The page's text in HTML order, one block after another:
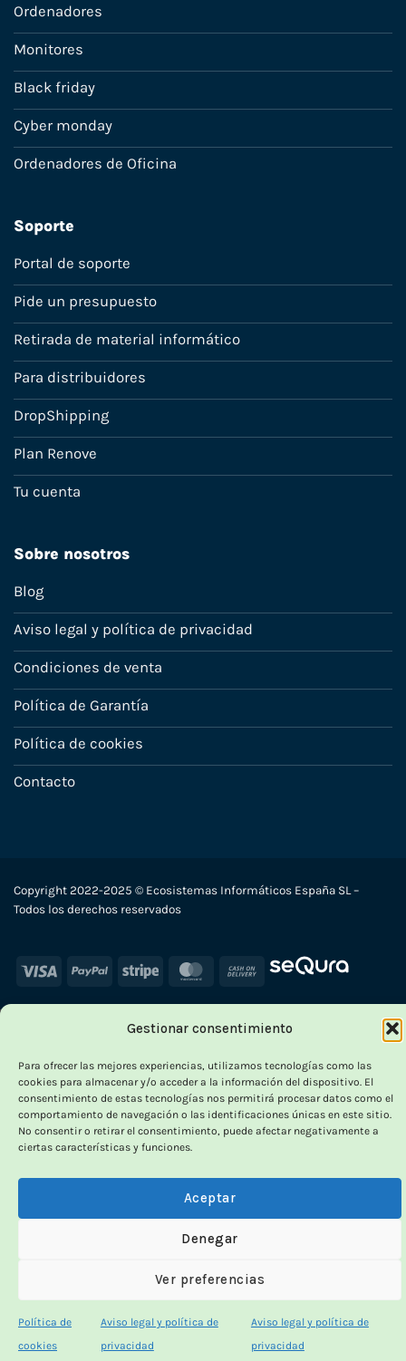
Gestionar consentimiento
Para ofrecer las mejores experiencias, utilizamos tecnologías como las
cookies para almacenar y/o acceder a la información del dispositivo. El
consentimiento de estas tecnologías nos permitirá procesar datos como el
comportamiento de navegación o las identificaciones únicas en este sitio.
No consentir o retirar el consentimiento, puede afectar negativamente a
ciertas características y funciones.
Aceptar
Denegar
Ver preferencias
Política de
cookies
Aviso legal y política de
privacidad
Aviso legal y política de
privacidad
Ordenadores
Monitores
Black friday
Cyber monday
Ordenadores de Oficina
Soporte
Portal de soporte
Pide un presupuesto
Retirada de material informático
Para distribuidores
DropShipping
Plan Renove
Tu cuenta
Sobre nosotros
Blog
Aviso legal y política de privacidad
Condiciones de venta
Política de Garantía
Política de cookies
Contacto
Copyright 2022-2025 © Ecosistemas Informáticos España SL –
Todos los derechos reservados
Visa PayPal Stripe MasterCard
Cash